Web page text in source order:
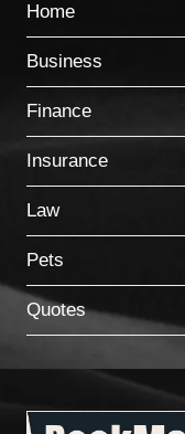
Home
Business
Finance
Insurance
Law
Pets
Quotes